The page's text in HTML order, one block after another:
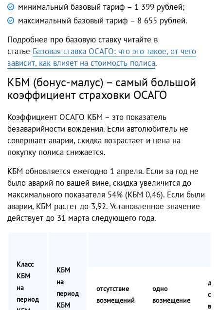
минимальный базовый тариф – 1 399 рублей;
максимальный базовый тариф – 8 655 рублей.
Подробнее про базовую ставку читайте в
статье Базовая ставка ОСАГО: что это такое, от чего
зависит, как влияет на стоимость полиса.
КБМ (бонус-малус) – самый большой
коэффициент страховки ОСАГО
Коэффициент ОСАГО КБМ – это показатель
безаварийности вождения. Если автолюбитель не
совершает аварии, скидка возрастает и цена на
покупку полиса снижается.
КБМ обновляется ежегодно 1 апреля. Если за год не
было аварий по вашей вине, скидка увеличится до
максимального показателя 54% (КБМ 0,46). Если были
аварии, КБМ растет до 3,92. Установленное значение
действует до 31 марта следующего года.
Класс
КБМ
на
период
КБМ
на
период
КБМ
отсутствие
возмещений
одно
возмещение
два